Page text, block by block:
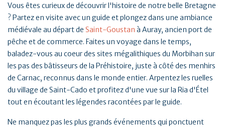
Vous êtes curieux de découvrir l'histoire de notre belle Bretagne
? Partez en visite avec un guide et plongez dans une ambiance
médiévale au départ de Saint-Goustan à Auray, ancien port de
pêche et de commerce. Faites un voyage dans le temps,
baladez-vous au coeur des sites mégalithiques du Morbihan sur
les pas des bâtisseurs de la Préhistoire, juste à côté des menhirs
de Carnac, reconnus dans le monde entier. Arpentez les ruelles
du village de Saint-Cado et profitez d'une vue sur la Ria d'Étel
tout en écoutant les légendes racontées par le guide.
Ne manquez pas les plus grands événements qui ponctuent